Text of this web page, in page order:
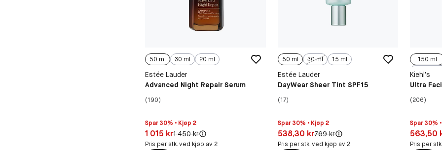
50 ml 30 ml 20 ml
Estée Lauder
Advanced Night Repair Serum
(190)
Spar 30% • Kjøp 2
Pris: 1 015 kr
1 015 krOriginal pris:
1 450 kr
Pris per stk. ved kjøp av 2
50 ml 30 ml 15 ml
Estée Lauder
DayWear Sheer Tint SPF15
(17)
Spar 30% • Kjøp 2
Pris: 538,30 kr
538,30 krOriginal pris:
769 kr
Pris per stk. ved kjøp av 2
150 ml
Kiehl’s
Ultra
(206)
Spar 30%
Pris:
563,50
Pris per